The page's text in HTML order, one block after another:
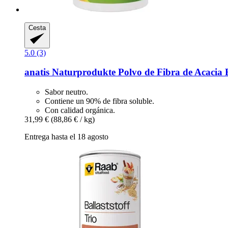
Cesta
5.0 (3)
anatis Naturprodukte Polvo de Fibra de Acacia
Sabor neutro.
Contiene un 90% de fibra soluble.
Con calidad orgánica.
31,99 € (88,86 € / kg)
Entrega hasta el 18 agosto